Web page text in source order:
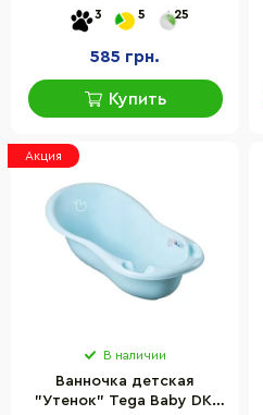
004-133 фиолетовый, 86
см
3 5 25
585 грн.
Купить
Акция
В наличии
Ванночка детская
"Утенок" Tega Baby DK-